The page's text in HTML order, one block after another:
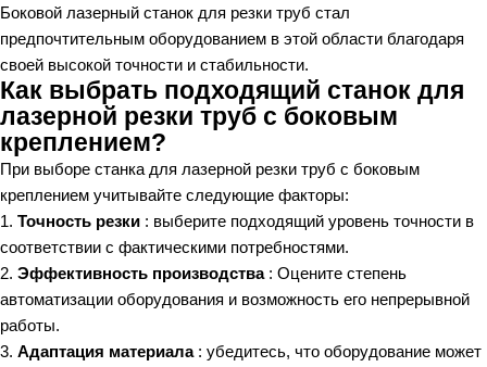
Боковой лазерный станок для резки труб стал
предпочтительным оборудованием в этой области благодаря
своей высокой точности и стабильности.
Как выбрать подходящий станок для
лазерной резки труб с боковым
креплением?
При выборе станка для лазерной резки труб с боковым
креплением учитывайте следующие факторы:
Точность резки : выберите подходящий уровень точности в
соответствии с фактическими потребностями.
Эффективность производства: Оцените степень
автоматизации оборудования и возможность его непрерывной
работы.
Адаптация материала: убедитесь, что оборудование может